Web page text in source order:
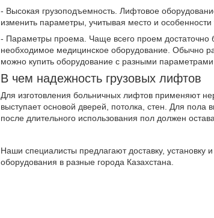
- Высокая грузоподъемность. Лифтовое
изменить параметры, учитывая место и особенности
- Параметры проема. Чаще всего проем достаточно
необходимое медицинское оборудование. Обычно
можно купить оборудование с разными параметрами
В чем надежность грузовых лифтов
Для изготовления больничных лифтов применяют
выступает основой дверей, потолка, стен. Для
после длительного использования пол должен
Наши специалисты предлагают доставку, установку
оборудования в разные города Казахстана.